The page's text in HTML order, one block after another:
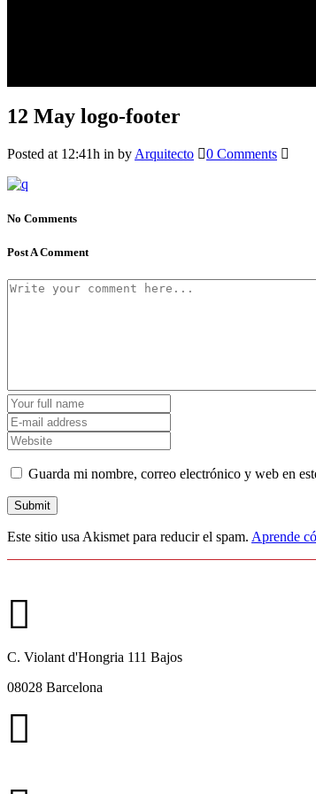
12 May logo-footer
Posted at 12:41h in by Arquitecto 0 Comments
No Comments
Post A Comment
Guarda mi nombre, correo electrónico y web en
Este sitio usa Akismet para reducir el spam. Aprende
C. Violant d'Hongria 111 Bajos
08028 Barcelona